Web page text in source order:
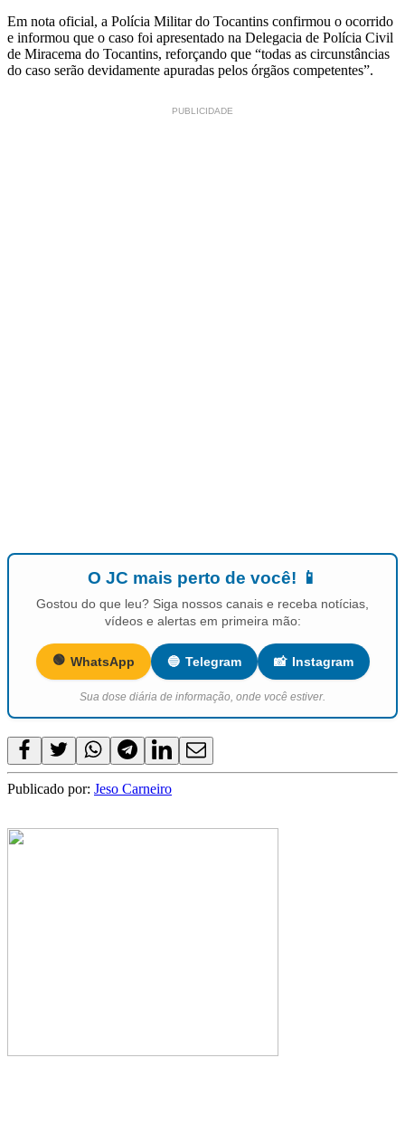
Em nota oficial, a Polícia Militar do Tocantins confirmou o ocorrido
e informou que o caso foi apresentado na Delegacia de Polícia Civil
de Miracema do Tocantins, reforçando que “todas as circunstâncias
do caso serão devidamente apuradas pelos órgãos competentes”.
PUBLICIDADE
O JC mais perto de você! 📱
Gostou do que leu? Siga nossos canais e receba notícias,
vídeos e alertas em primeira mão:
🟢 WhatsApp 🔵 Telegram 📸 Instagram
Sua dose diária de informação, onde você estiver.
Publicado por: Jeso Carneiro